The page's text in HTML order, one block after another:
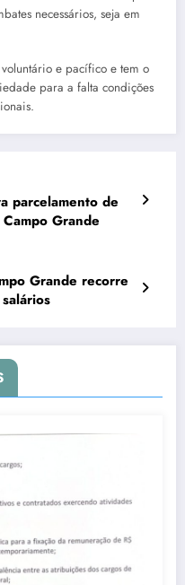
necessários, seja em
e pacífico e tem o
para a falta condições
parcelamento de
Grande
Grande recorre